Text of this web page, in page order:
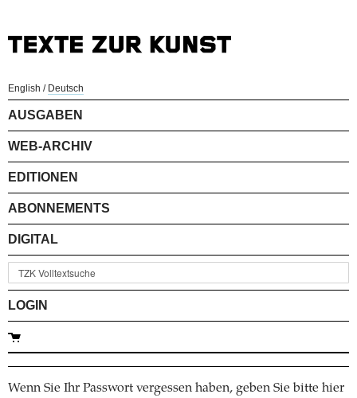
English / Deutsch
AUSGABEN
WEB-ARCHIV
EDITIONEN
ABONNEMENTS
DIGITAL
LOGIN
Wenn Sie Ihr Passwort vergessen haben, geben Sie bitte hier